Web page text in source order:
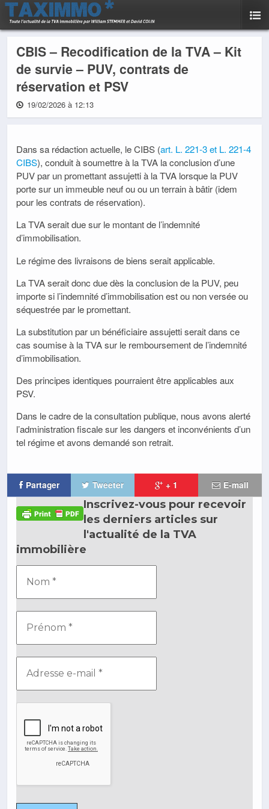
CBIS – Recodification de la TVA – Kit
de survie – PUV, contrats de
réservation et PSV
19/02/2026 à 12:13
Dans sa rédaction actuelle, le CIBS (art. L. 221-3 et L. 221-4
CIBS), conduit à soumettre à la TVA la conclusion d’une
PUV par un promettant assujetti à la TVA lorsque la PUV
porte sur un immeuble neuf ou ou un terrain à bâtir (idem
pour les contrats de réservation).
La TVA serait due sur le montant de l’indemnité
d’immobilisation.
Le régime des livraisons de biens serait applicable.
La TVA serait donc due dès la conclusion de la PUV, peu
importe si l’indemnité d’immobilisation est ou non versée ou
séquestrée par le promettant.
La substitution par un bénéficiaire assujetti serait dans ce
cas soumise à la TVA sur le remboursement de l’indemnité
d’immobilisation.
Des principes identiques pourraient être applicables aux
PSV.
Dans le cadre de la consultation publique, nous avons alerté
l’administration fiscale sur les dangers et inconvénients d’un
tel régime et avons demandé son retrait.
Partager Tweeter + 1 E-mail
Inscrivez-vous pour recevoir
les derniers articles sur
l'actualité de la TVA
immobilière